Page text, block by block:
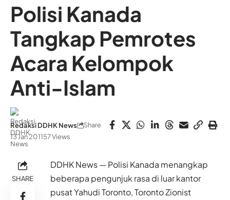
Polisi Kanada
Tangkap Pemrotes
Acara Kelompok
Anti-Islam
Redaksi DDHK News
13 Jan 201157 Views
Share
SHARE
DDHK News — Polisi Kanada menangkap
beberapa pengunjuk rasa di luar kantor
pusat Yahudi Toronto, Toronto Zionist